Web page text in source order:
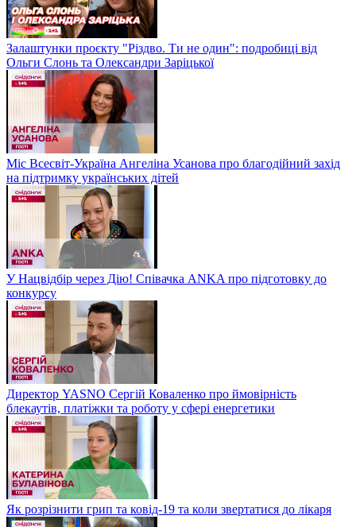
Залаштунки проєкту "Різдво. Ти не один": подробиці від
Ольги Слонь та Олександри Заріцької
Міс Всесвіт-Україна Ангеліна Усанова про благодійний захід
на підтримку українських дітей
У Нацвідбір через Дію! Співачка ANKA про підготовку до
конкурсу
Директор YASNO Сергій Коваленко про ймовірність
блекаутів, платіжки та роботу у сфері енергетики
Як розрізнити грип та ковід-19 та коли звертатися до лікаря